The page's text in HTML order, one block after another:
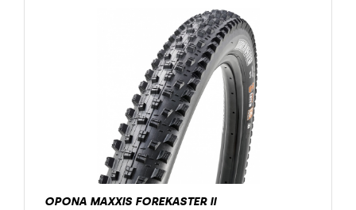
OPONA MAXXIS FOREKASTER II